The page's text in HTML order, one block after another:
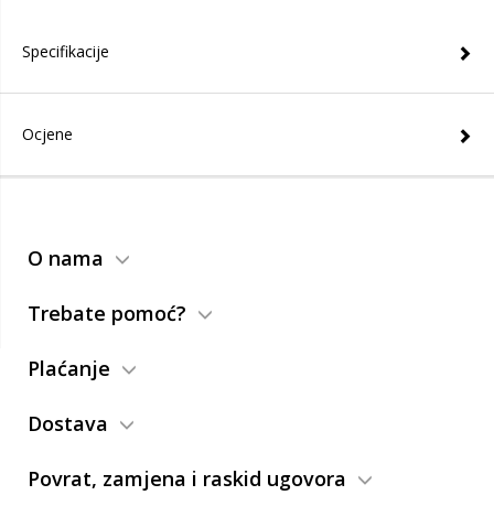
Specifikacije
Ocjene
O nama
Trebate pomoć?
Plaćanje
Dostava
Povrat, zamjena i raskid ugovora